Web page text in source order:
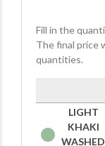
Fill in the
The final price
quantities.
LIGHT
KHAKI
WASHED